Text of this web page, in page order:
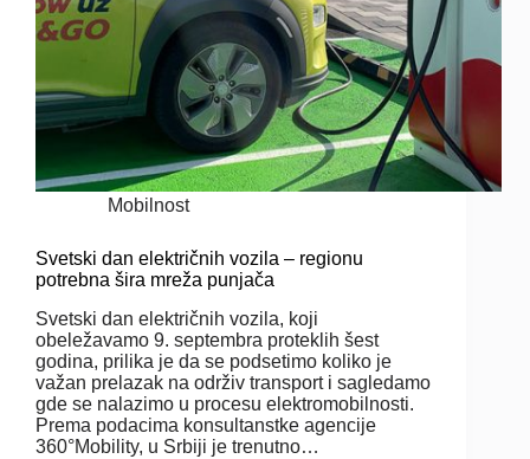
Mobilnost
Svetski dan električnih vozila – regionu
potrebna šira mreža punjača
Svetski dan električnih vozila, koji
obeležavamo 9. septembra proteklih šest
godina, prilika je da se podsetimo koliko je
važan prelazak na održiv transport i sagledamo
gde se nalazimo u procesu elektromobilnosti.
Prema podacima konsultanstke agencije
360°Mobility, u Srbiji je trenutno…